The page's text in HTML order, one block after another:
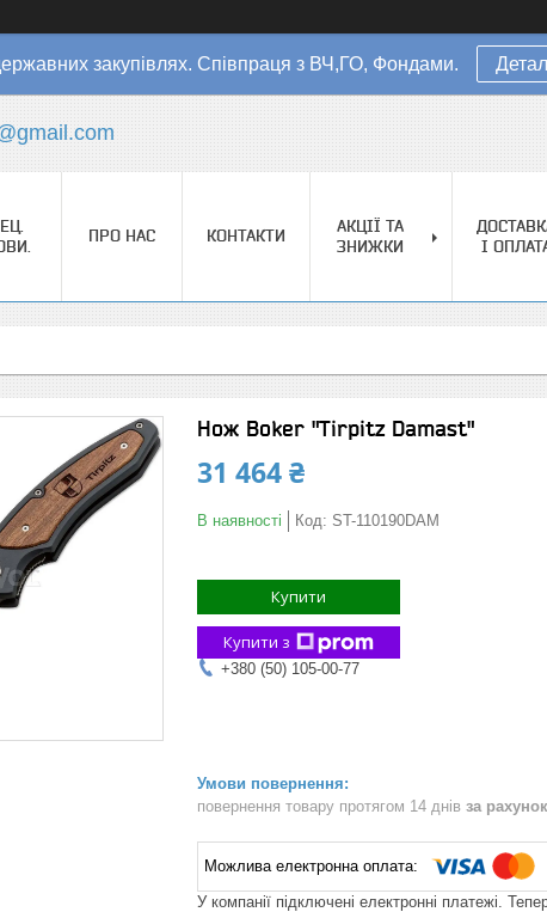
закупівлях. Співпраця з ВЧ,ГО, Фондами.
ПРО НАС КОНТАКТИ
АКЦІЇ ТА
ЗНИЖКИ
І
Нож Boker "Tirpitz Damast"
31 464 ₴
В наявності Код: ST-110190DAM
Купити
Купити з
+380 (50) 105-00-77
повернення товару протягом 14 днів за
У компанії підключені електронні платежі.